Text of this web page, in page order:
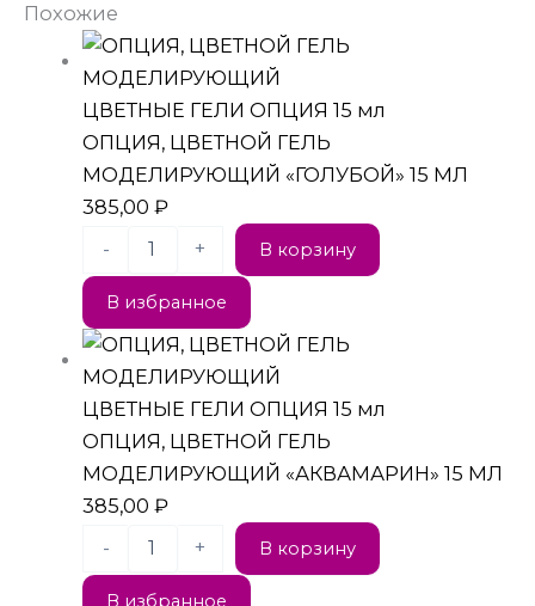
Похожие
ЦВЕТНЫЕ ГЕЛИ ОПЦИЯ 15 мл
ОПЦИЯ, ЦВЕТНОЙ ГЕЛЬ
МОДЕЛИРУЮЩИЙ «ГОЛУБОЙ» 15 МЛ
385,00₽
-
+ В корзину
В избранное
ЦВЕТНЫЕ ГЕЛИ ОПЦИЯ 15 мл
ОПЦИЯ, ЦВЕТНОЙ ГЕЛЬ
МОДЕЛИРУЮЩИЙ «АКВАМАРИН» 15 МЛ
385,00₽
-
+ В корзину
В избранное